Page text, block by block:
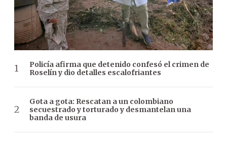
Policía afirma que detenido confesó el crimen de
Roselín y dio detalles escalofriantes
Gota a gota: Rescatan a un colombiano
secuestrado y torturado y desmantelan una
banda de usura